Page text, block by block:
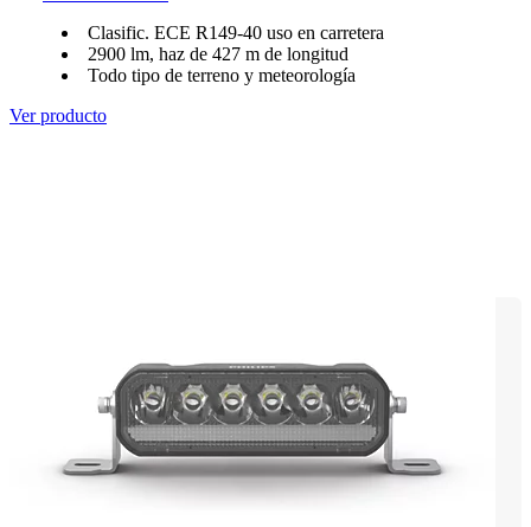
Clasific. ECE R149-40 uso en carretera
2900 lm, haz de 427 m de longitud
Todo tipo de terreno y meteorología
Ver producto